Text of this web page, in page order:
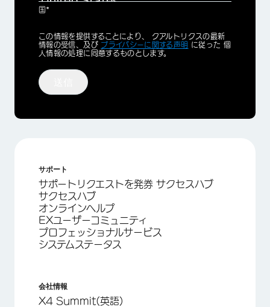
国*
Privacy
Optin
この情報を提供することにより、 クアルトリクスの最新
情報の受信、及び プライバシーに関する声明 に従った 個
人情報の処理に同意するものとします。
サポート
サポートリクエストを発券 サクセスハブ
サクセスハブ
オンラインヘルプ
EXユーザーコミュニティ
プロフェッショナルサービス
システムステータス
会社情報
X4 Summit(英語)